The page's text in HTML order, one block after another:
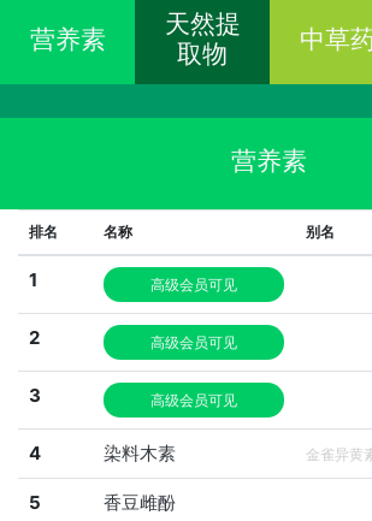
营养素
天然提
取物
中草
营养素
排名 名称 别名
1 高级会员可见
2 高级会员可见
3 高级会员可见
4 染料木素 金雀异黄
5 香豆雌酚